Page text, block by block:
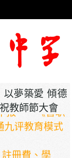
以夢築愛 傾德
教師節大會
报——《普职
评教育模式
冊費、學